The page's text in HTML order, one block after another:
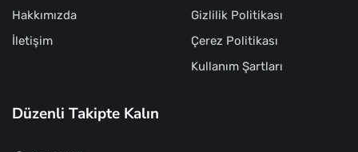
Hakkımızda
İletişim
Gizlilik Politikası
Çerez Politikası
Kullanım Şartları
Düzenli Takipte Kalın